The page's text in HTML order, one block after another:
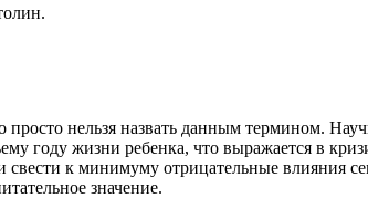
нельзя назвать данным термином.
году жизни ребенка, что выражается в
к минимуму отрицательные влияния
значение.